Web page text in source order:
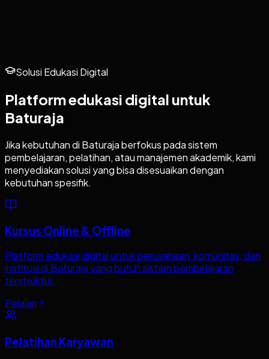
Solusi Edukasi Digital
Platform edukasi digital untuk
Baturaja
Jika kebutuhan di Baturajaberfokus pada sistem
pembelajaran, pelatihan, atau manajemen akademik, kami
menyediakan solusi yang bisa disesuaikan dengan
kebutuhan spesifik.
Kursus Online & Offline
Platform edukasi digital untuk perusahaan, komunitas, dan
institusi di Baturaja yang butuh sistem pembelajaran
terstruktur.
Pelajari
Pelatihan Karyawan